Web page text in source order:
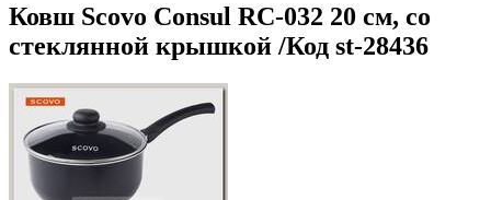
Ковш Scovo Consul RC-032 20 см, со
стеклянной крышкой /Код st-28436